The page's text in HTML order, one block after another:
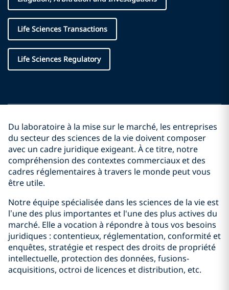
Life Sciences Transactions
Life Sciences Regulatory
Du laboratoire à la mise sur le marché, les entreprises
du secteur des sciences de la vie doivent composer
avec un cadre juridique exigeant. À ce titre, notre
compréhension des contextes commerciaux et des
cadres réglementaires à travers le monde peut vous
être utile.
Notre équipe spécialisée dans les sciences de la vie est
l’une des plus importantes et l'une des plus actives du
marché. Elle a vocation à répondre à tous vos besoins
juridiques : contentieux, réglementation, conformité et
enquêtes, stratégie et respect des droits de propriété
intellectuelle, protection des données, fusions-
acquisitions, octroi de licences et distribution, etc.